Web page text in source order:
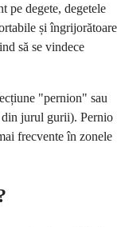
pe degete, degetele
și îngrijorătoare
să se vindece
"pernion" sau
jurul gurii). Pernio
frecvente în zonele